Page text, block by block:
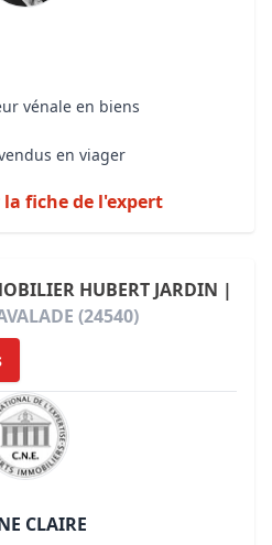
vénale en biens
en viager
fiche de l'expert
HUBERT JARDIN |
(24540)
CLAIRE